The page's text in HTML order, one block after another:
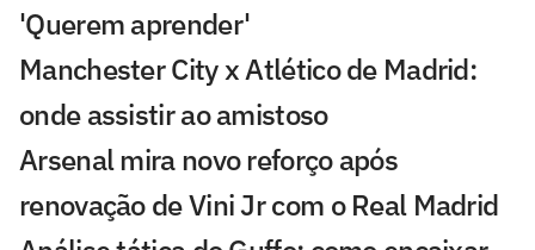
'Querem aprender'
Manchester City x Atlético de Madrid:
onde assistir ao amistoso
Arsenal mira novo reforço após
renovação de Vini Jr com o Real Madrid